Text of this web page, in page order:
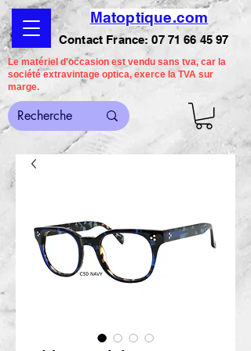
Matoptique.com
Contact France:07 71 66 45 97
Le matériel d'occasion est vendu sans tva, car la
société extravintage optica, exerce la TVA sur
marge.